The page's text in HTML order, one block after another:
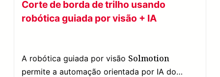
Corte de borda de trilho usando
robótica guiada por visão + IA
A robótica guiada por visão Solmotion
permite a automação orientada por IA do